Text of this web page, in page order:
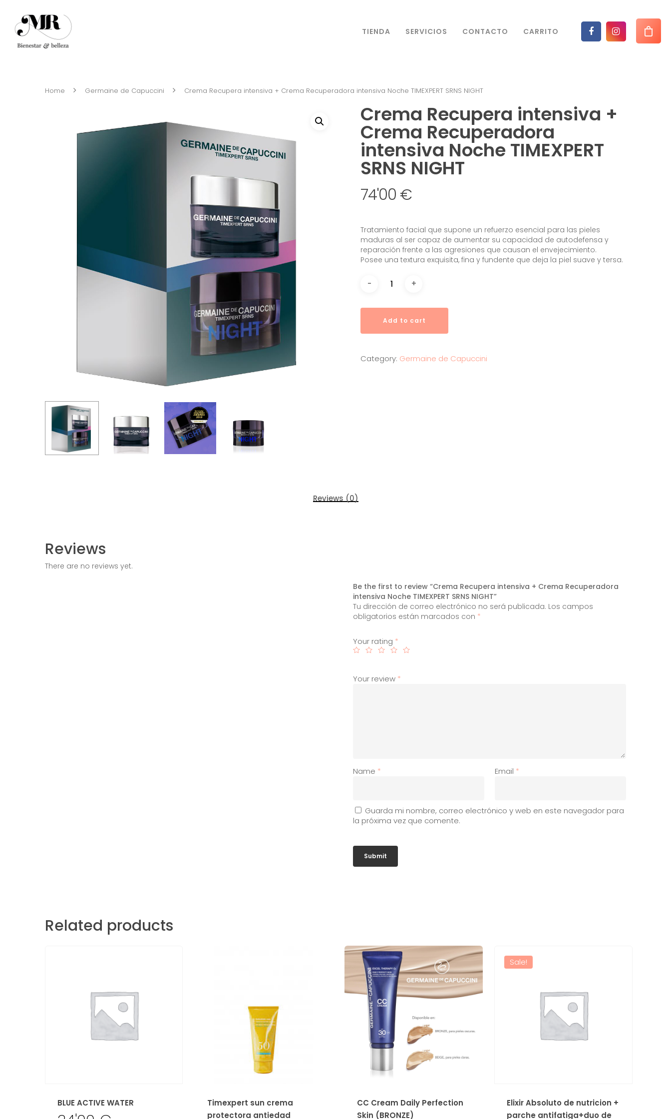
Hit enter to search or ESC to close
TIENDA SERVICIOS CONTACTO CARRITO
Home Germaine de Capuccini Crema Recupera intensiva + Crema Recuperadora intensiva Noche TIMEXPERT SRNS NIGHT
Crema Recupera intensiva +
Crema Recuperadora
intensiva Noche TIMEXPERT
SRNS NIGHT
74'00 €
Tratamiento facial que supone un refuerzo esencial para las pieles
maduras al ser capaz de aumentar su capacidad de autodefensa y
reparación frente a las agresiones que causan el envejecimiento.
Posee una textura exquisita, fina y fundente que deja la piel suave y tersa.
Add to cart
Category: Germaine de Capuccini
Reviews (0)
Reviews
There are no reviews yet.
Be the first to review “Crema Recupera intensiva + Crema Recuperadora
intensiva Noche TIMEXPERT SRNS NIGHT”
Tu dirección de correo electrónico no será publicada. Los campos
obligatorios están marcados con *
Your rating *
Your review *
Name * Email *
Guarda mi nombre, correo electrónico y web en este navegador para
la próxima vez que comente.
Related products
BLUE ACTIVE WATER
Timexpert sun crema
protectora antiedad
CC Cream Daily Perfection
Skin (BRONZE)
Sale!
Elixir Absoluto de nutricion +
parche antifatiga+duo de